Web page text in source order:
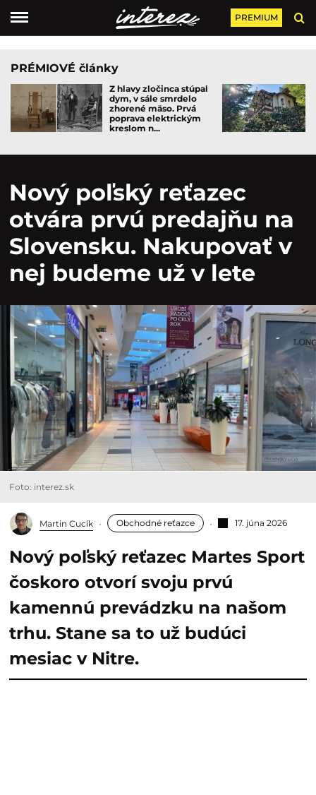
PREMIUM
PRÉMIOVÉ články
Z hlavy zločinca stúpal
dym, v sále smrdelo
zhorené mäso. Prvá
poprava elektrickým
kreslom n...
Nový poľský reťazec
otvára prvú predajňu na
Slovensku. Nakupovať v
nej budeme už v lete
Foto: interez.sk
Martin Cucík Obchodné reťazce 17. júna 2026
Nový poľský reťazec Martes Sport
čoskoro otvorí svoju prvú
kamennú prevádzku na našom
trhu. Stane sa to už budúci
mesiac v Nitre.